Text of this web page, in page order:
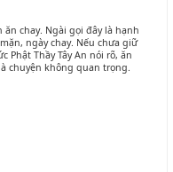
chay. Ngài gọi đây là hạnh
ngày chay. Nếu chưa giữ
Phật Thầy Tây An nói rõ, ăn
chuyện không quan trọng.